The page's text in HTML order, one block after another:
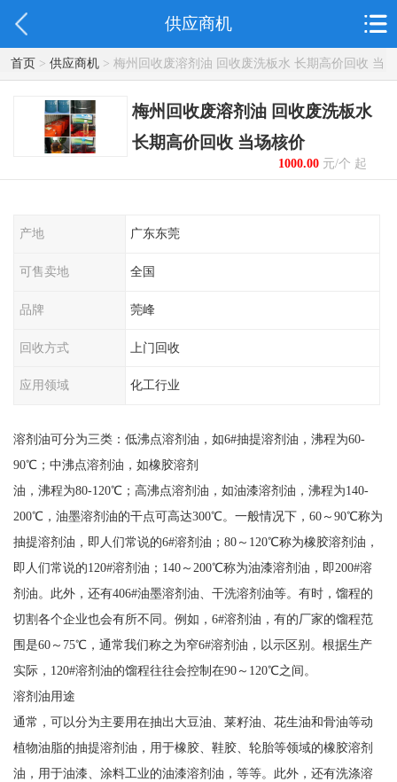
供应商机
首页> 供应商机> 梅州回收废溶剂油 回收废洗板水 长期高价回收 当
场核价
梅州回收废溶剂油 回收废洗板水
长期高价回收 当场核价
1000.00元/个 起
产地 广东东莞
可售卖地 全国
品牌 莞峰
回收方式 上门回收
应用领域 化工行业
溶剂油可分为三类：低沸点溶剂油，如6#抽提溶剂油，沸程为60-
90℃；中沸点溶剂油，如橡胶溶剂
油，沸程为80-120℃；高沸点溶剂油，如油漆溶剂油，沸程为140-
200℃，油墨溶剂油的干点可高达300℃。一般情况下，60～90℃称为
抽提溶剂油，即人们常说的6#溶剂油；80～120℃称为橡胶溶剂油，
即人们常说的120#溶剂油；140～200℃称为油漆溶剂油，即200#溶
剂油。此外，还有406#油墨溶剂油、干洗溶剂油等。有时，馏程的
切割各个企业也会有所不同。例如，6#溶剂油，有的厂家的馏程范
围是60～75℃，通常我们称之为窄6#溶剂油，以示区别。根据生产
实际，120#溶剂油的馏程往往会控制在90～120℃之间。
溶剂油用途
通常，可以分为主要用在抽出大豆油、莱籽油、花生油和骨油等动
植物油脂的抽提溶剂油，用于橡胶、鞋胶、轮胎等领域的橡胶溶剂
油，用于油漆、涂料工业的油漆溶剂油，等等。此外，还有洗涤溶